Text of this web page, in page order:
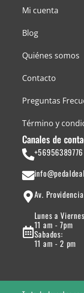
Mi cuenta
Blog
Quiénes somos
Contacto
Preguntas
Término y
Canales de
+56956389776
Av.
Lunes a
11 am - 7pm
Sabados:
11 am - 2 pm